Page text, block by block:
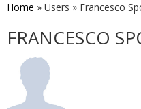
contenuto
Home » Users » Francesco
FRANCESCO